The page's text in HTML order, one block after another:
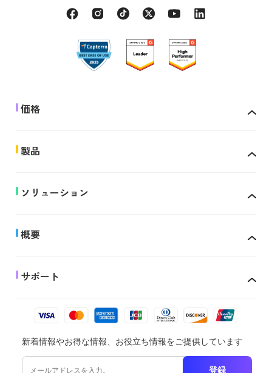
価格
製品
ソリューション
概要
サポート
新着情報やお得な情報、お役立ち情報をご提供しています
登録